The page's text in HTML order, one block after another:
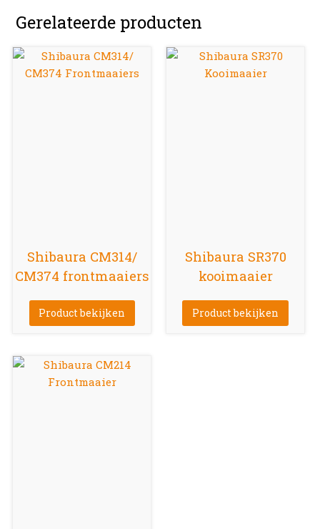
Gerelateerde producten
Shibaura CM314/
CM374 frontmaaiers
Product bekijken
Shibaura SR370
kooimaaier
Product bekijken